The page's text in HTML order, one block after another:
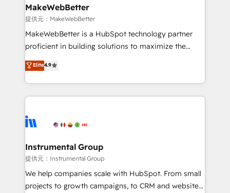
marketing campaigns, & RevOps frameworks that
fuel long-term success We connect the entire
customer lifecycle through seamless integrations,
ensure long-term adoption with change-
and service to drive sustainable growth With 6 key
HubSpot accreditations and experience across
teams has worked with clients just like you Let’s
explore whether S2 is the partner you’ve been
MakeWebBetter
提供元：MakeWebBetter
MakeWebBetter is a HubSpot technology partner
proficient in building solutions to maximize the
operational efficiency of HubSpot. The fastest-
growing tech-enabler & facilitator, MakeWebBetter,
hands you the blend of HubSpot expertise &
eminent solutions & integrations. Trust us to
Elite Partners with 10+ years of HubSpot experience
Premier Partner 2023 🌟5 HubSpot Accreditations 🌟
Won HubSpot Theme Challenge 2021 🌟INBOUND’19
HubSpot Rising Star Why us? Harnessing the full
potential of the powerful HubSpot CRM. ✔️A team of
Elite4.9
Instrumental Group
提供元：Instrumental Group
We help companies scale with HubSpot. From small
projects to growth campaigns, to CRM and websites.